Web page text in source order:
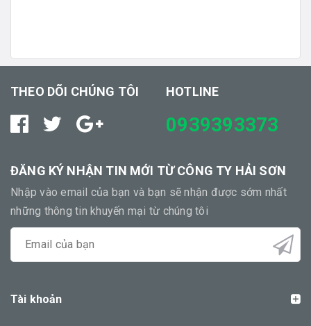
THEO DÕI CHÚNG TÔI HOTLINE
0939393373
ĐĂNG KÝ NHẬN TIN MỚI TỪ CÔNG TY HẢI SƠN
Nhập vào email của bạn và bạn sẽ nhận được sớm nhất
những thông tin khuyến mại từ chúng tôi
Tài khoản